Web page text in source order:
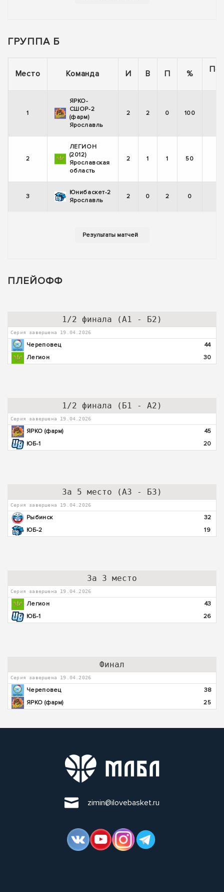
ГРУППА Б
Место Команда И В П %
1
ЯРКО-
СШОР-2
(фарм)
Ярославль
2 2 0 100
2
ЛЕГИОН
(2012)
Ярославская
область
2 1 1 50
3
Юнибаскет-2
Ярославль
2 0 2 0
ПЛЕЙОФФ
1/2 финала (А1 - Б2)
Серия завершена 19.04.2026
Череповец
44
Легион
30
1/2 финала (Б1 - А2)
Серия завершена 19.04.2026
ЯРКО (фарм)
45
ЮБ-1
20
За 5 место (А3 - Б3)
Серия завершена 19.04.2026
Рыбинск
32
ЮБ-2
19
За 3 место
Серия завершена 19.04.2026
Легион
43
ЮБ-1
26
Финал
Серия завершена 19.04.2026
Череповец
38
ЯРКО (фарм)
25
zimin@ilovebasket.ru